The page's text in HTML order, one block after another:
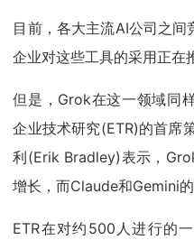
目前，各大主流AI公司之间
企业对这些工具的采用正在
但是，Grok在这一领域同
企业技术研究(ETR)的首席
利(Erik Bradley)表示，
增长，而Claude和Gemini
ETR在对约500人进行的